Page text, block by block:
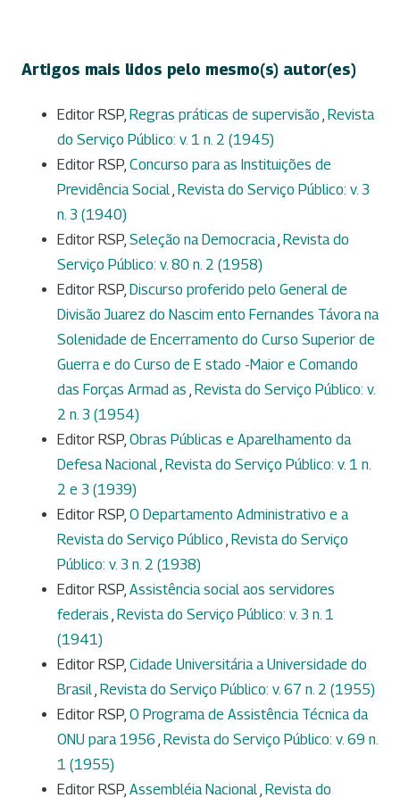
Artigos mais lidos pelo mesmo(s) autor(es)
Editor RSP, Regras práticas de supervisão , Revista
do Serviço Público: v. 1 n. 2 (1945)
Editor RSP, Concurso para as Instituições de
Previdência Social, Revista do Serviço Público: v. 3
n. 3 (1940)
Editor RSP, Seleção na Democracia, Revista do
Serviço Público: v. 80 n. 2 (1958)
Editor RSP, Discurso proferido pelo General de
Divisão Juarez do Nascim ento Fernandes Távora na
Solenidade de Encerramento do Curso Superior de
Guerra e do Curso de E stado -Maior e Comando
das Forças Armad as , Revista do Serviço Público: v.
2 n. 3 (1954)
Editor RSP, Obras Públicas e Aparelhamento da
Defesa Nacional, Revista do Serviço Público: v. 1 n.
2 e 3 (1939)
Editor RSP, O Departamento Administrativo e a
Revista do Serviço Público , Revista do Serviço
Público: v. 3 n. 2 (1938)
Editor RSP, Assistência social aos servidores
federais , Revista do Serviço Público: v. 3 n. 1
(1941)
Editor RSP, Cidade Universitária a Universidade do
Brasil, Revista do Serviço Público: v. 67 n. 2 (1955)
Editor RSP, O Programa de Assistência Técnica da
ONU para 1956 , Revista do Serviço Público: v. 69 n.
1 (1955)
Editor RSP, Assembléia Nacional, Revista do